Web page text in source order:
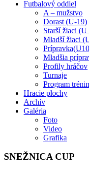
Futbalový oddiel
A – mužstvo
Dorast (U-19)
Starší žiaci
Mladší žiaci
Mladšia
Profily hráčov
Turnaje
Program
Hracie plochy
Archív
Galéria
Foto
Video
Grafika
SNEŽNICA CUP